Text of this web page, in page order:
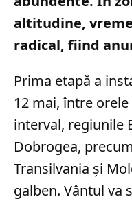
altitudine,
radical, fiind
Prima etapă a
12 mai, între
interval, regiunile
Dobrogea,
Transilvania și
galben. Vântul va